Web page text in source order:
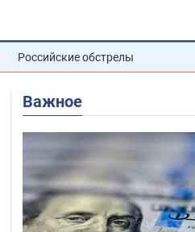
Российские обстрелы
Важное